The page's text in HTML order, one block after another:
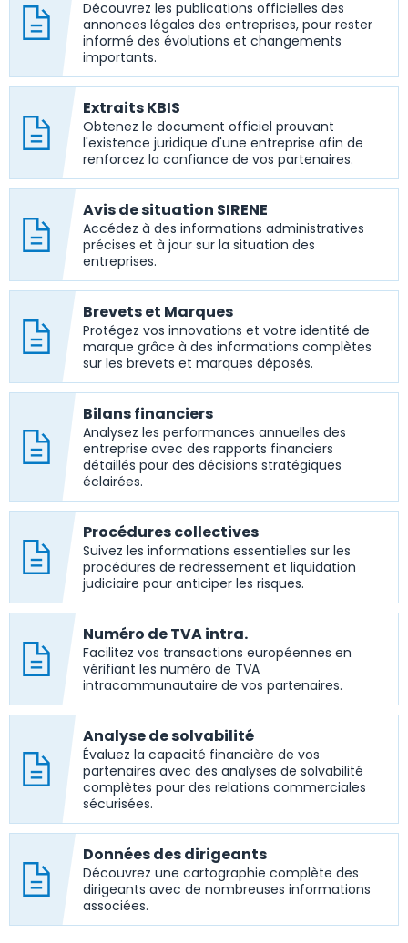
Découvrez les publications officielles des
annonces légales des entreprises, pour rester
informé des évolutions et changements
importants.
Extraits KBIS
Obtenez le document officiel prouvant
l'existence juridique d'une entreprise afin de
renforcez la confiance de vos partenaires.
Avis de situation SIRENE
Accédez à des informations administratives
précises et à jour sur la situation des
entreprises.
Brevets et Marques
Protégez vos innovations et votre identité de
marque grâce à des informations complètes
sur les brevets et marques déposés.
Bilans financiers
Analysez les performances annuelles des
entreprise avec des rapports financiers
détaillés pour des décisions stratégiques
éclairées.
Procédures collectives
Suivez les informations essentielles sur les
procédures de redressement et liquidation
judiciaire pour anticiper les risques.
Numéro de TVA intra.
Facilitez vos transactions européennes en
vérifiant les numéro de TVA
intracommunautaire de vos partenaires.
Analyse de solvabilité
Évaluez la capacité financière de vos
partenaires avec des analyses de solvabilité
complètes pour des relations commerciales
sécurisées.
Données des dirigeants
Découvrez une cartographie complète des
dirigeants avec de nombreuses informations
associées.